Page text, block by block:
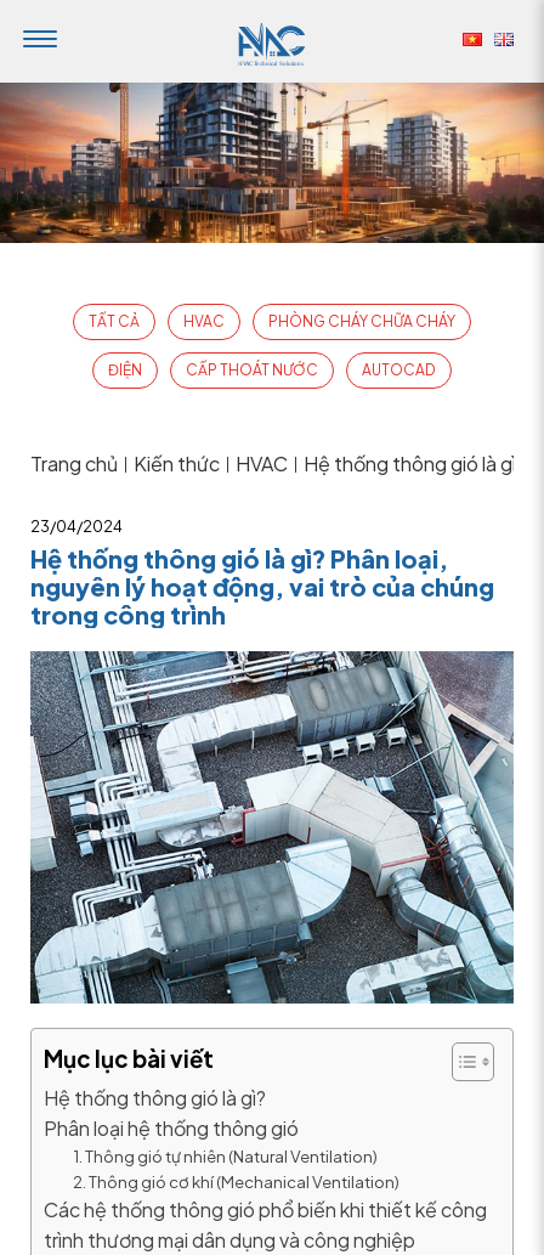
TẤT CẢ HVAC PHÒNG CHÁY CHỮA CHÁY
ĐIỆN CẤP THOÁT NƯỚC AUTOCAD
Trang chủ Kiến thức HVAC Hệ thống thông gió là gì?
23/04/2024
Hệ thống thông gió là gì? Phân loại,
nguyên lý hoạt động, vai trò của chúng
trong công trình
Mục lục bài viết
Hệ thống thông gió là gì?
Phân loại hệ thống thông gió
1. Thông gió tự nhiên (Natural Ventilation)
2. Thông gió cơ khí (Mechanical Ventilation)
Các hệ thống thông gió phổ biến khi thiết kế công
trình thương mại dân dụng và công nghiệp